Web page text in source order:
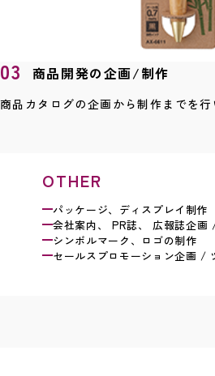
03 商品開発の企画/制作
商品カタログの企画から制作までを行
OTHER
パッケージ、ディスプレイ制作
会社案内、 PR誌、 広報誌企画
シンボルマーク、ロゴの制作
セールスプロモーション企画 /